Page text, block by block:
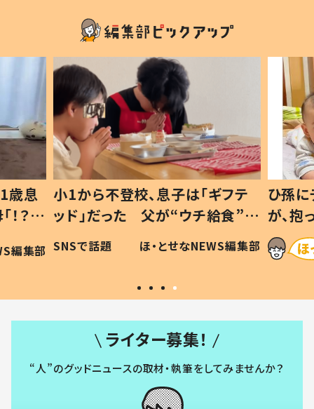
歳息
？」
編集部
小1から不登校、息子は「ギフテ
ッド」だった 父が“ウチ給食”を
作り続ける理由とは #令和の親
#令和の子
SNSで話題 ほ・とせなNEWS編集部
ひ孫
が、
「涙が
い」
ライター募集！
“人”のグッドニュースの取材・執筆をしてみませんか？